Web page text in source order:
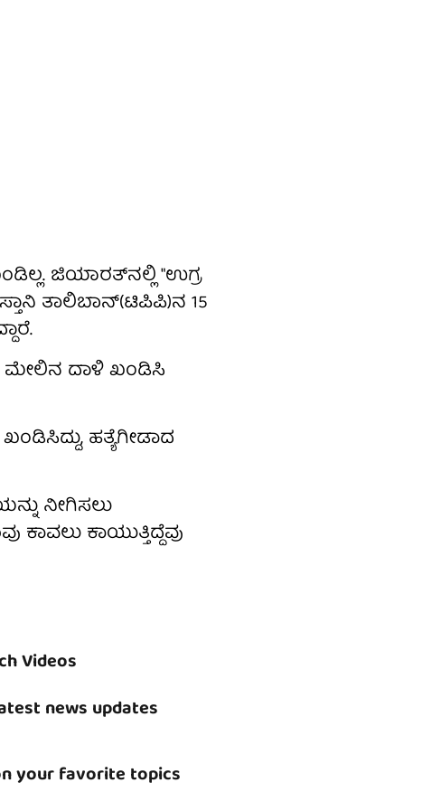
ಜಿಯಾರತ್‌ನಲ್ಲಿ "ಉಗ್ರ
ತಾಲಿಬಾನ್(ಟಿಪಿಪಿ)ನ 15
ಮೇಲಿನ ದಾಳಿ ಖಂಡಿಸಿ
ಹತ್ಯೆಗೀಡಾದ
ನೀಗಿಸಲು
ಕಾಯುತ್ತಿದ್ದೆವು
Videos
news updates
your favorite topics